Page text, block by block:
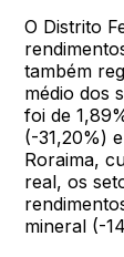
O Distrito
também
médio dos
foi de
(-31,20%)
Roraima,
real, os
mineral (-